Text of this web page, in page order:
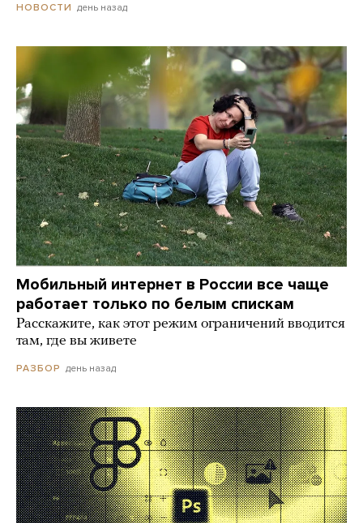
НОВОСТИ день назад
Мобильный интернет в России все чаще
работает только по белым спискам
Расскажите, как этот режим ограничений вводится
там, где вы живете
РАЗБОР день назад